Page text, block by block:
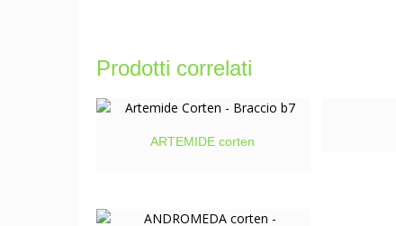
Prodotti correlati
ARTEMIDE corten